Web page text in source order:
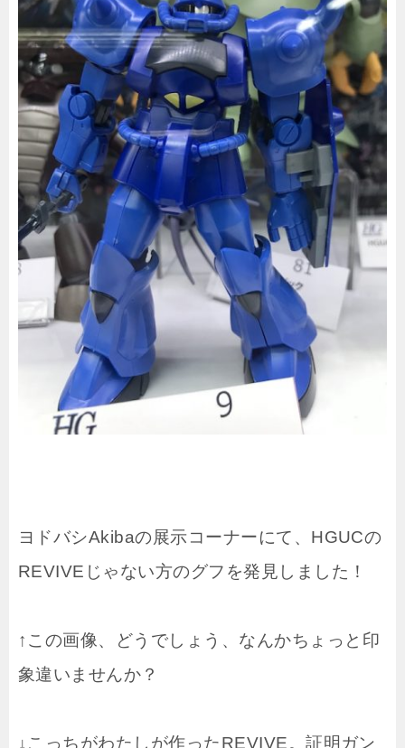
ヨドバシAkibaの展示コーナーにて、HGUCの
REVIVEじゃない方のグフを発見しました！
↑この画像、どうでしょう、なんかちょっと印
象違いませんか？
↓こっちがわたしが作ったREVIVE。証明ガン